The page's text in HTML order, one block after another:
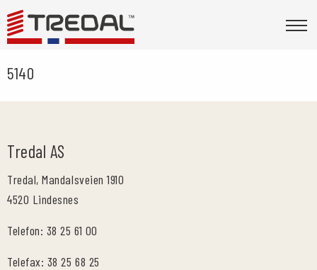
5140
Tredal AS
Tredal, Mandalsveien 1910
4520 Lindesnes
Telefon: 38 25 61 00
Telefax: 38 25 68 25